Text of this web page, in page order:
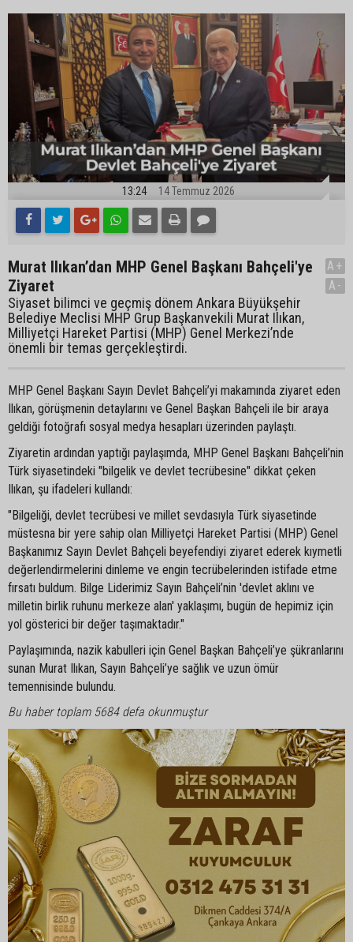
13:24 14 Temmuz 2026
Murat Ilıkan’dan MHP Genel Başkanı Bahçeli'ye
Ziyaret
Siyaset bilimci ve geçmiş dönem Ankara Büyükşehir
Belediye Meclisi MHP Grup Başkanvekili Murat Ilıkan,
Milliyetçi Hareket Partisi (MHP) Genel Merkezi’nde
önemli bir temas gerçekleştirdi.
A+
A-
MHP Genel Başkanı Sayın Devlet Bahçeli’yi makamında ziyaret eden
Ilıkan, görüşmenin detaylarını ve Genel Başkan Bahçeli ile bir araya
geldiği fotoğrafı sosyal medya hesapları üzerinden paylaştı.
Ziyaretin ardından yaptığı paylaşımda, MHP Genel Başkanı Bahçeli’nin
Türk siyasetindeki "bilgelik ve devlet tecrübesine" dikkat çeken
Ilıkan, şu ifadeleri kullandı:
"Bilgeliği, devlet tecrübesi ve millet sevdasıyla Türk siyasetinde
müstesna bir yere sahip olan Milliyetçi Hareket Partisi (MHP) Genel
Başkanımız Sayın Devlet Bahçeli beyefendiyi ziyaret ederek kıymetli
değerlendirmelerini dinleme ve engin tecrübelerinden istifade etme
fırsatı buldum. Bilge Liderimiz Sayın Bahçeli’nin 'devlet aklını ve
milletin birlik ruhunu merkeze alan' yaklaşımı, bugün de hepimiz için
yol gösterici bir değer taşımaktadır."
Paylaşımında, nazik kabulleri için Genel Başkan Bahçeli’ye şükranlarını
sunan Murat Ilıkan, Sayın Bahçeli’ye sağlık ve uzun ömür
temennisinde bulundu.
Bu haber toplam 5684 defa okunmuştur